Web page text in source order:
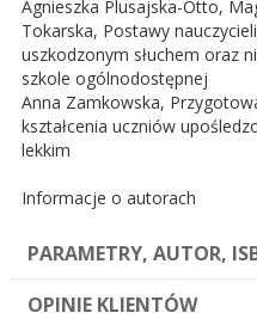
Agnieszka Plusajska-Otto,
Tokarska, Postawy
uszkodzonym słuchem oraz
szkole ogólnodostępnej
Anna Zamkowska,
kształcenia uczniów
lekkim
Informacje o autorach
PARAMETRY, AUTOR,
OPINIE KLIENTÓW